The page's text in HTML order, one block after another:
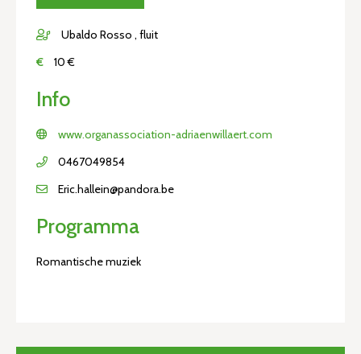
Ubaldo Rosso , fluit
€
10 €
Info
www.organassociation-adriaenwillaert.com
0467049854
Eric.hallein@pandora.be
Programma
Romantische muziek